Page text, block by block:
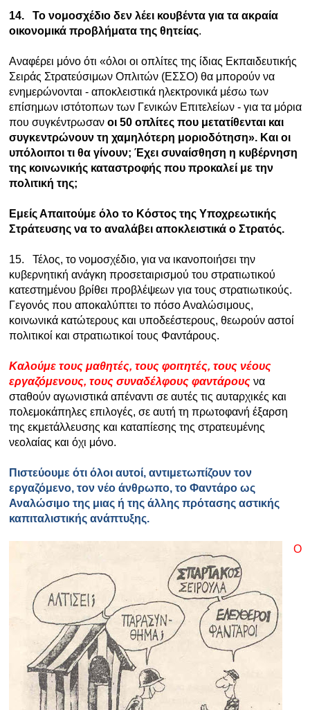
14.
Το νομοσχέδιο δεν λέει κουβέντα για τα ακραία
οικονομικά προβλήματα της θητείας.
Αναφέρει μόνο ότι «όλοι οι οπλίτες της ίδιας Εκπαιδευτικής
Σειράς Στρατεύσιμων Οπλιτών (ΕΣΣΟ) θα μπορούν να
ενημερώνονται - αποκλειστικά ηλεκτρονικά μέσω των
επίσημων ιστότοπων των Γενικών Επιτελείων - για τα μόρια
που συγκέντρωσαν οι 50 οπλίτες που μετατίθενται και
συγκεντρώνουν τη χαμηλότερη μοριοδότηση». Και οι
υπόλοιποι τι θα γίνουν; Έχει συναίσθηση η κυβέρνηση
της κοινωνικής καταστροφής που προκαλεί με την
πολιτική της;
Εμείς Απαιτούμε όλο το Κόστος της Υποχρεωτικής
Στράτευσης να το αναλάβει αποκλειστικά ο Στρατός.
15. Τέλος, το νομοσχέδιο, για να ικανοποιήσει την
κυβερνητική ανάγκη προσεταιρισμού του στρατιωτικού
κατεστημένου βρίθει προβλέψεων για τους στρατιωτικούς.
Γεγονός που αποκαλύπτει το πόσο Αναλώσιμους,
κοινωνικά κατώτερους και υποδεέστερους, θεωρούν αστοί
πολιτικοί και στρατιωτικοί τους Φαντάρους.
Καλούμε τους μαθητές, τους φοιτητές, τους νέους
εργαζόμενους, τους συναδέλφους φαντάρουςνα
σταθούν αγωνιστικά απέναντι σε αυτές τις αυταρχικές και
πολεμοκάπηλες επιλογές, σε αυτή τη πρωτοφανή έξαρση
της εκμετάλλευσης και καταπίεσης της στρατευμένης
νεολαίας και όχι μόνο.
Πιστεύουμε ότι όλοι αυτοί, αντιμετωπίζουν τον
εργαζόμενο, τον νέο άνθρωπο, το Φαντάρο ως
Αναλώσιμο της μιας ή της άλλης πρότασης αστικής
καπιταλιστικής ανάπτυξης.
Ο